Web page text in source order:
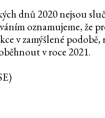
dnů 2020 nejsou
oznamujeme, že
v zamýšlené
v roce 2021.